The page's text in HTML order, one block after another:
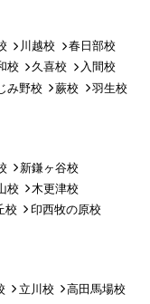
川越校
春日部校
校 久喜校
入間校
み野校 蕨校
羽生校
新鎌ヶ谷校
校
木更津校
校
印西牧の原校
立川校
高田馬場校